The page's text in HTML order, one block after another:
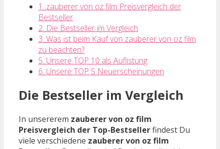
1. zauberer von oz film Preisvergleich der
Bestseller
2. Die Bestseller im Vergleich
3. Was ist beim Kauf von zauberer von oz film
zu beachten?
5. Unsere TOP 10 als Auflistung
6. Unsere TOP 5 Neuerscheinungen
Die Bestseller im Vergleich
In unsererem zauberer von oz film
Preisvergleich der Top-Bestsellerfindest Du
viele verschiedene zauberer von oz film